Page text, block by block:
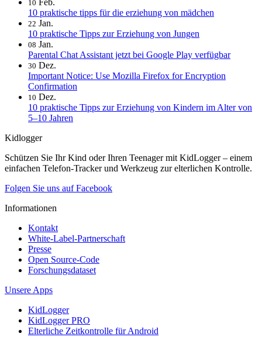
10 Feb.
10 praktische tipps für die erziehung von mädchen
22 Jan.
10 praktische Tipps zur Erziehung von Jungen
08 Jan.
Parental Chat Assistant jetzt bei Google Play verfügbar
30 Dez.
Important Notice: Use Mozilla Firefox for Encryption
Confirmation
10 Dez.
10 praktische Tipps zur Erziehung von Kindern im Alter von
5–10 Jahren
Kidlogger
Schützen Sie Ihr Kind oder Ihren Teenager mit KidLogger – einem
einfachen Telefon-Tracker und Werkzeug zur elterlichen Kontrolle.
Folgen Sie uns auf Facebook
Informationen
Kontakt
White-Label-Partnerschaft
Presse
Open Source-Code
Forschungsdataset
Unsere Apps
KidLogger
KidLogger PRO
Elterliche Zeitkontrolle für Android